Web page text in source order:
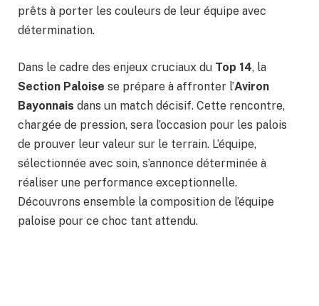
prêts à porter les couleurs de leur équipe avec
détermination.
Dans le cadre des enjeux cruciaux du Top 14, la
Section Paloise se prépare à affronter l’Aviron
Bayonnais dans un match décisif. Cette rencontre,
chargée de pression, sera l’occasion pour les palois
de prouver leur valeur sur le terrain. L’équipe,
sélectionnée avec soin, s’annonce déterminée à
réaliser une performance exceptionnelle.
Découvrons ensemble la composition de l’équipe
paloise pour ce choc tant attendu.